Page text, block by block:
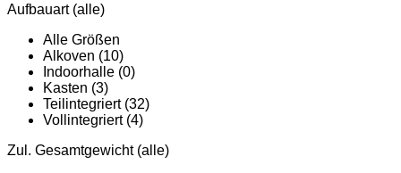
Aufbauart (alle)
Alle Größen
Alkoven (10)
Indoorhalle (0)
Kasten (3)
Teilintegriert (32)
Vollintegriert (4)
Zul. Gesamtgewicht (alle)